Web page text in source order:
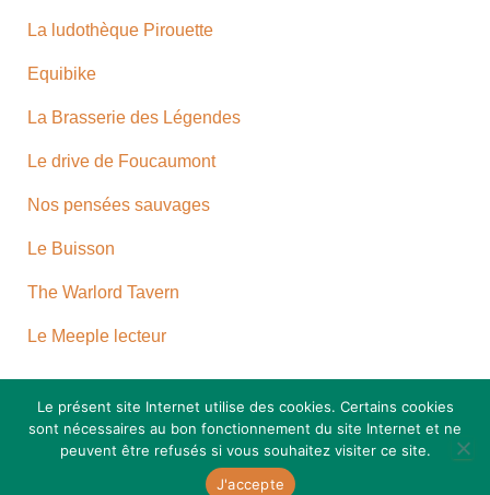
La ludothèque Pirouette
Equibike
La Brasserie des Légendes
Le drive de Foucaumont
Nos pensées sauvages
Le Buisson
The Warlord Tavern
Le Meeple lecteur
Hestia | Développé par
Le présent site Internet utilise des cookies. Certains cookies
sont nécessaires au bon fonctionnement du site Internet et ne
peuvent être refusés si vous souhaitez visiter ce site.
J'accepte